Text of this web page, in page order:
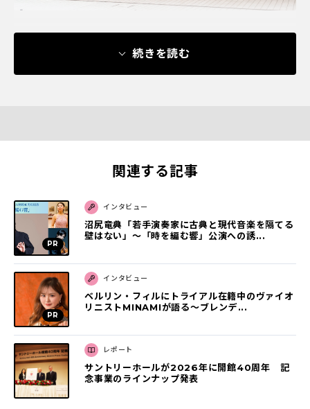
続きを読む
関連する記事
インタビュー
沼尻竜典「若手演奏家に古典と現代音楽を隔てる
壁はない」～「時を編む響」公演への誘...
インタビュー
ベルリン・フィルにトライアル在籍中のヴァイオ
リニストMINAMIが語る～ブレンデ...
レポート
サントリーホールが2026年に開館40周年 記
念事業のラインナップ発表